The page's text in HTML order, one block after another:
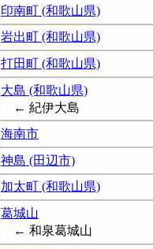
印南町 (和歌山県)
岩出町 (和歌山県)
打田町 (和歌山県)
大島 (和歌山県)
← 紀伊大島
海南市
神島 (田辺市)
加太町 (和歌山県)
葛城山
← 和泉葛城山